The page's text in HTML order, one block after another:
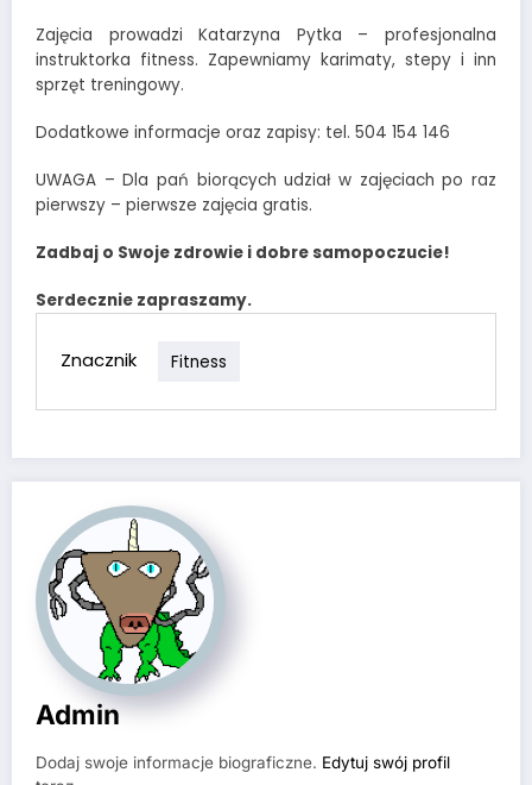
Zajęcia prowadzi Katarzyna Pytka – profesjonalna
instruktorka fitness. Zapewniamy karimaty, stepy i inn
sprzęt treningowy.
Dodatkowe informacje oraz zapisy: tel. 504 154 146
UWAGA – Dla pań biorących udział w zajęciach po raz
pierwszy – pierwsze zajęcia gratis.
Zadbaj o Swoje zdrowie i dobre samopoczucie!
Serdecznie zapraszamy.
Znacznik Fitness
Admin
Dodaj swoje informacje biograficzne. Edytuj swój profil